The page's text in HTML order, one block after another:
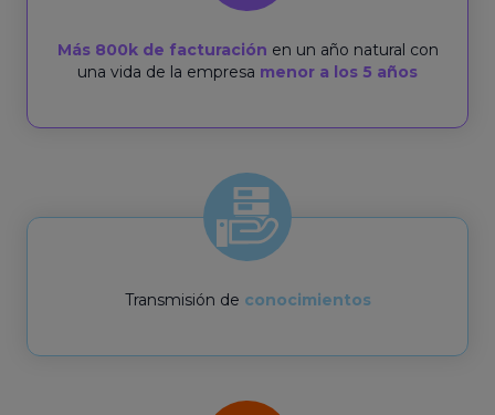
Más 800k de facturación en un año natural con
una vida de la empresa menor a los 5 años
Transmisión de conocimientos